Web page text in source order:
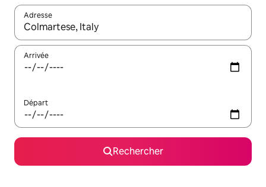
Adresse
Lorsque les résultats s'affichent, utilisez les flèches vers le
Arrivée
Départ
Rechercher